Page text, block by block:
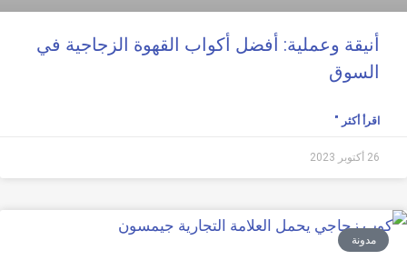
أنيقة وعملية: أفضل أكواب القهوة الزجاجية في
السوق
اقرأ أكثر "
26 أكتوبر 2023
مدونة